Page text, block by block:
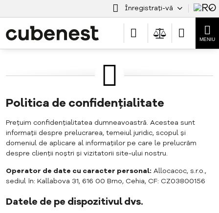
Înregistrați-vă
Politica de confidențialitate
Prețuim confidențialitatea dumneavoastră. Acestea sunt
informații despre prelucrarea, temeiul juridic, scopul și
domeniul de aplicare al informațiilor pe care le prelucrăm
despre clienții noștri și vizitatorii site-ului nostru.
Operator de date cu caracter personal: Allocacoc, s.r.o.,
sediul în: Kallabova 31, 616 00 Brno, Cehia, CF: CZ03800156
Datele de pe dispozitivul dvs.